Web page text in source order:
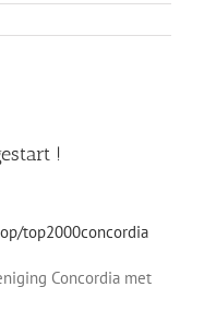
!
top2000concordia
Concordia met